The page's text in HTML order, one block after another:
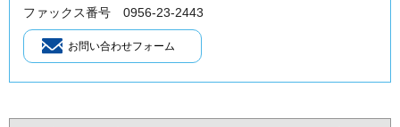
ファックス番号 0956-23-2443